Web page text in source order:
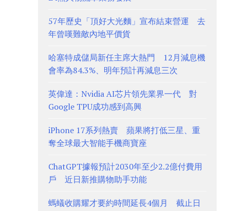
57年歷史「頂好大光麵」宣布結束營運 去
年曾嘆難敵內地平價貨
哈塞特成儲局新任主席大熱門 12月減息機
會率為84.3%、明年預計再減息三次
英偉達：Nvidia AI芯片領先業界一代 對
Google TPU成功感到高興
iPhone 17系列熱賣 蘋果將打低三星、重
奪全球最大智能手機商寶座
ChatGPT據報預計2030年至少2.2億付費用
戶 近日新推購物助手功能
螞蟻收購耀才要約時間延長4個月 截止日